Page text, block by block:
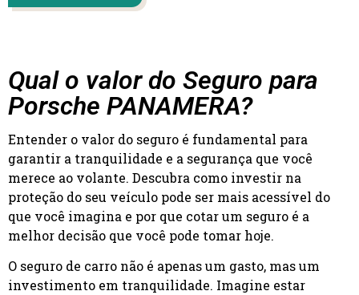
Qual o valor do Seguro para
Porsche PANAMERA?
Entender o valor do seguro é fundamental para
garantir a tranquilidade e a segurança que você
merece ao volante. Descubra como investir na
proteção do seu veículo pode ser mais acessível do
que você imagina e por que cotar um seguro é a
melhor decisão que você pode tomar hoje.
O seguro de carro não é apenas um gasto, mas um
investimento em tranquilidade. Imagine estar